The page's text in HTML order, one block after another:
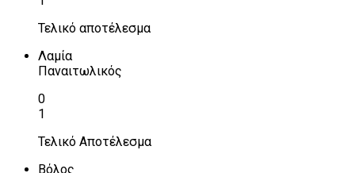
Τελικό αποτέλεσμα
Λαμία
Παναιτωλικός
0
1
Τελικό Αποτέλεσμα
Βόλος